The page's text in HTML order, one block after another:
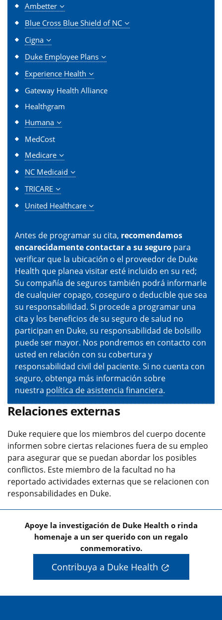
Ambetter
Blue Cross Blue Shield of NC
Cigna
Duke Employee Plans
Experience Health
Gateway Health Alliance
Healthgram
Humana
MedCost
Medicare
NC Medicaid
TRICARE
United Healthcare
Antes de programar su cita, recomendamos
encarecidamente contactar a su seguro para
verificar que la ubicación o el proveedor de Duke
Health que planea visitar esté incluido en su red;
Su compañía de seguros también podrá informarle
de cualquier copago, coseguro o deducible que sea
su responsabilidad. Si procede a programar una
cita y los beneficios de su seguro de salud no
participan en Duke, su responsabilidad de bolsillo
puede ser mayor. Nos pondremos en contacto con
usted en relación con su cobertura y
responsabilidad civil del paciente. Si no cuenta con
seguro, obtenga más información sobre
nuestra política de asistencia financiera.
Relaciones externas
Duke requiere que los miembros del cuerpo docente
informen sobre ciertas relaciones fuera de su empleo
para asegurar que se puedan abordar los posibles
conflictos. Este miembro de la facultad no ha
reportado actividades externas que se relacionen con
responsabilidades en Duke.
Apoye la investigación de Duke Health o rinda
homenaje a un ser querido con un regalo
conmemorativo.
Contribuya a Duke Health